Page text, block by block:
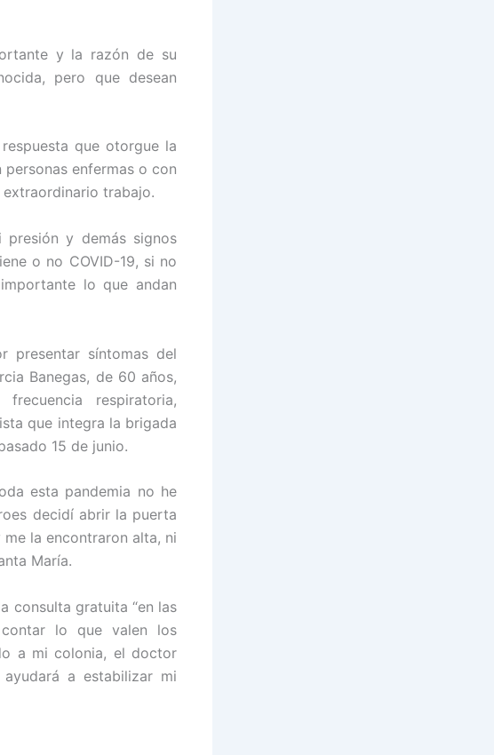
y la razón de su
pero que desean
que otorgue la
enfermas o con
trabajo.
presión y demás signos
o no COVID-19, si no
lo que andan
presentar síntomas del
Banegas, de 60 años,
respiratoria,
que integra la brigada
15 de junio.
esta pandemia no he
decidí abrir la puerta
la encontraron alta, ni
María.
consulta gratuita “en las
lo que valen los
a mi colonia, el doctor
a estabilizar mi